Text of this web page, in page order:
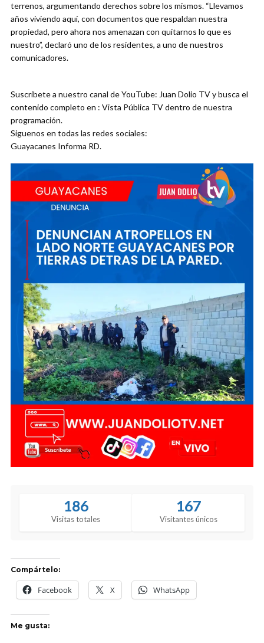
terrenos, argumentando derechos sobre los mismos. “Llevamos
años viviendo aquí, con documentos que respaldan nuestra
propiedad, pero ahora nos amenazan con quitarnos lo que es
nuestro”, declaró uno de los residentes, a uno de nuestros
comunicadores.
Suscribete a nuestro canal de YouTube: Juan Dolio TV y busca el
contenido completo en : Vista Pública TV dentro de nuestra
programación.
Siguenos en todas las redes sociales:
Guayacanes Informa RD.
186
Visitas totales
167
Visitantes únicos
Compártelo:
Facebook X WhatsApp
Me gusta: